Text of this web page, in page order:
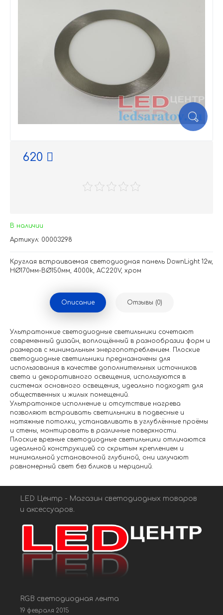
620
В наличии
Артикул: 00003298
Круглая встраиваемая светодиодная панель DownLight 12w,
НØ170мм-ВØ150мм, 4000k, AC220V, хром
Описание Отзывы (0)
Ультратонкие светодиодные светильники сочетают
современный дизайн, воплощённый в разнообразии форм и
размеров с минимальным энергопотреблением. Плоские
светодиодные светильники предназначены для
использования в качестве дополнительных источников
света и декоративного освещения, используются в
системах основного освещения, идеально подходят для
общественных и жилых помещений.
Ультратонкое исполнение и отсутствие нагрева
позволяют встраивать светильники в подвесные и
натяжные потолки, устанавливать в углублённые проёмы
и стены, монтировать в различные поверхности.
Плоские врезные светодиодные светильники отличаются
идеальной конструкцией со скрытым креплением и
минимальной установочной глубиной, они излучают
равномерный свет без бликов и мерцаний.
LED Центр - Магазин светодиодных товаров
и аксессуаров.
RGB светодиодная лента
19 февраля 2015